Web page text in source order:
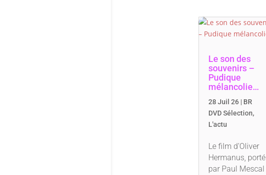
Le son des
souvenirs –
Pudique
mélancolie…
28 Juil 26| BR
DVD Sélection,
L'actu
Le film d’Oliver
Hermanus, porté
par Paul Mescal